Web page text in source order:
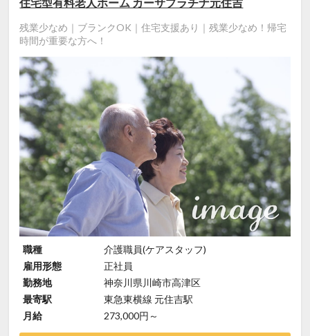
残業少なめ｜ブランクOK｜住宅支援あり｜残業少なめ！帰宅
時間が重要な方へ！
職種
介護職員(ケアスタッフ)
雇用形態
正社員
勤務地
神奈川県川崎市高津区
最寄駅
東急東横線 元住吉駅
月給
273,000円～